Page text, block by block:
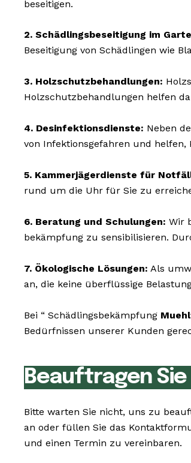
beseitigen.
2. Schädlingsbeseitigung im
Beseitigung von Schädlingen wie
3. Holzschutzbehandlungen:
Holzschutzbehandlungen helfen
4. Desinfektionsdienste: Neben
von Infektionsgefahren und
5. Kammerjägerdienste für
rund um die Uhr für Sie zu
6. Beratung und Schulungen: Wir
bekämpfung zu sensibilisieren.
7. Ökologische Lösungen: Als
an, die keine überflüssige
Bei “ Schädlingsbekämpfung
Bedürfnissen unserer Kunden
Beauftragen
Bitte warten Sie nicht, uns zu
an oder füllen Sie das
und einen Termin zu vereinbaren.